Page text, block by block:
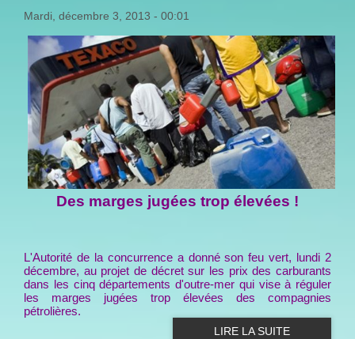
Mardi, décembre 3, 2013 - 00:01
Des marges jugées trop élevées !
L'Autorité de la concurrence a donné son feu vert, lundi 2
décembre, au projet de décret sur les prix des carburants
dans les cinq départements d'outre-mer qui vise à réguler
les marges jugées trop élevées des compagnies
pétrolières.
LIRE LA SUITE